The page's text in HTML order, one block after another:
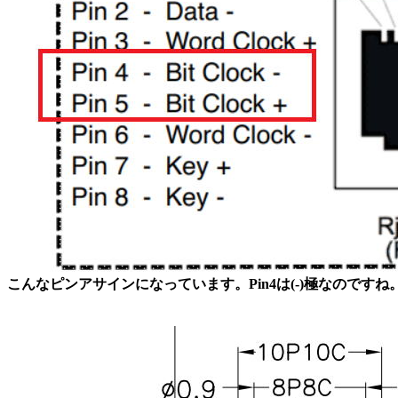
こんなピンアサインになっています。Pin4は(-)極なのですね